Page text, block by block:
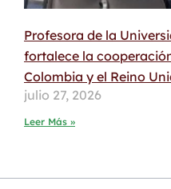
Profesora de la
fortalece la
Colombia y el Reino
julio 27, 2026
Leer Más »